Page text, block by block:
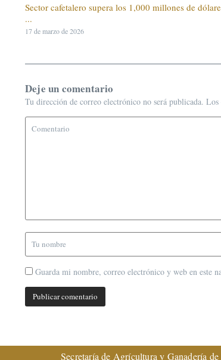
Sector cafetalero supera los 1,000 millones de
...
17 de marzo de 2026
Deje un comentario
Tu dirección de correo electrónico no será publicada. Los
Guarda mi nombre, correo electrónico y web en este
Secretaría de Agrícultura y Ganadería